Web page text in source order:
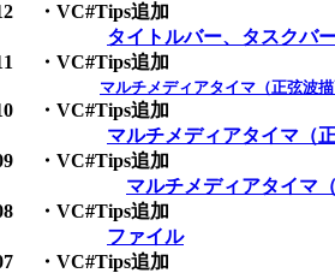
・VC#Tips追加
タイトルバー、タスクバ
・VC#Tips追加
マルチメディアタイマ（正弦波
・VC#Tips追加
マルチメディアタイマ（
・VC#Tips追加
マルチメディアタイマ
・VC#Tips追加
ファイル
・VC#Tips追加